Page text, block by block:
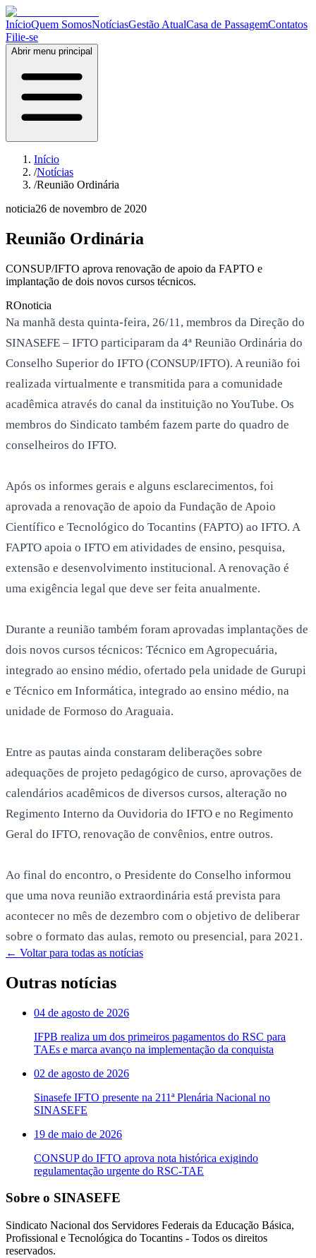
InícioQuem SomosNotíciasGestão AtualCasa de PassagemContatos
Filie-se
Abrir menu principal
Início
/Notícias
/Reunião Ordinária
noticia26 de novembro de 2020
Reunião Ordinária
CONSUP/IFTO aprova renovação de apoio da FAPTO e
implantação de dois novos cursos técnicos.
ROnoticia
Na manhã desta quinta-feira, 26/11, membros da Direção do
SINASEFE – IFTO participaram da 4ª Reunião Ordinária do
Conselho Superior do IFTO (CONSUP/IFTO). A reunião foi
realizada virtualmente e transmitida para a comunidade
acadêmica através do canal da instituição no YouTube. Os
membros do Sindicato também fazem parte do quadro de
conselheiros do IFTO.
Após os informes gerais e alguns esclarecimentos, foi
aprovada a renovação de apoio da Fundação de Apoio
Científico e Tecnológico do Tocantins (FAPTO) ao IFTO. A
FAPTO apoia o IFTO em atividades de ensino, pesquisa,
extensão e desenvolvimento institucional. A renovação é
uma exigência legal que deve ser feita anualmente.
Durante a reunião também foram aprovadas implantações de
dois novos cursos técnicos: Técnico em Agropecuária,
integrado ao ensino médio, ofertado pela unidade de Gurupi
e Técnico em Informática, integrado ao ensino médio, na
unidade de Formoso do Araguaia.
Entre as pautas ainda constaram deliberações sobre
adequações de projeto pedagógico de curso, aprovações de
calendários acadêmicos de diversos cursos, alteração no
Regimento Interno da Ouvidoria do IFTO e no Regimento
Geral do IFTO, renovação de convênios, entre outros.
Ao final do encontro, o Presidente do Conselho informou
que uma nova reunião extraordinária está prevista para
acontecer no mês de dezembro com o objetivo de deliberar
sobre o formato das aulas, remoto ou presencial, para 2021.
← Voltar para todas as notícias
Outras notícias
04 de agosto de 2026
IFPB realiza um dos primeiros pagamentos do RSC para
TAEs e marca avanço na implementação da conquista
02 de agosto de 2026
Sinasefe IFTO presente na 211ª Plenária Nacional no
SINASEFE
19 de maio de 2026
CONSUP do IFTO aprova nota histórica exigindo
regulamentação urgente do RSC-TAE
Sobre o SINASEFE
Sindicato Nacional dos Servidores Federais da Educação Básica,
Profissional e Tecnológica do Tocantins - Todos os direitos
reservados.